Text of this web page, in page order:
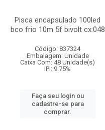
Pisca encapsulado 100led
bco frio 10m 5f bivolt cx:048
Código: 837324
Embalagem: Unidade
Caixa Com: 48 Unidade(s)
IPI: 9.75%
Faça seu login ou
cadastre-se para
comprar.